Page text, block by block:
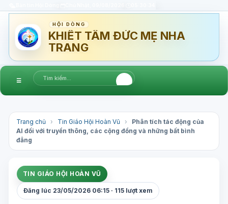
HỘI DÒNG
KHIẾT TÂM ĐỨC MẸ NHA
TRANG
☰
Trang chủ › Tin Giáo Hội Hoàn Vũ ›
Phân tích tác động của
AI đối với truyền thông, các cộng đồng và những bất bình
đẳng
TIN GIÁO HỘI HOÀN VŨ
Đăng lúc 23/05/2026 06:15 · 115 lượt xem